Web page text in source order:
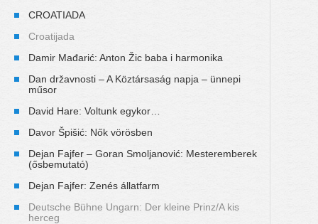
CROATIADA
Croatijada
Damir Mađarić: Anton Žic baba i harmonika
Dan državnosti – A Köztársaság napja – ünnepi
műsor
David Hare: Voltunk egykor…
Davor Špišić: Nők vörösben
Dejan Fajfer – Goran Smoljanović: Mesteremberek
(ősbemutató)
Dejan Fajfer: Zenés állatfarm
Deutsche Bühne Ungarn: Der kleine Prinz/A kis
herceg